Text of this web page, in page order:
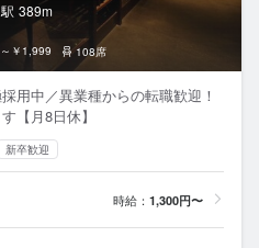
駅 389m
～￥1,999 108席
用中／異業種からの転職歓迎！
【月8日休】
新卒歓迎
時給： 1,300円〜